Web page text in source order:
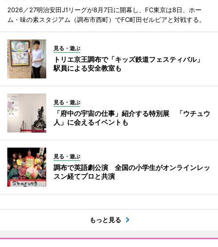
2026／27明治安田J1リーグが8月7日に開幕し、FC東京は8日、ホー
ム・味の素スタジアム（調布市西町）でFC町田ゼルビアと対戦する。
見る・遊ぶ
トリエ京王調布で「キッズ鉄道フェスティバル」
駅員による安全教室も
見る・遊ぶ
「府中の宇宙の仕事」紹介する特別展 「ウチュウ
人」に会えるイベントも
見る・遊ぶ
調布で英語劇公演 全国の小学生がオンラインレッ
スン経てプロと共演
もっと見る